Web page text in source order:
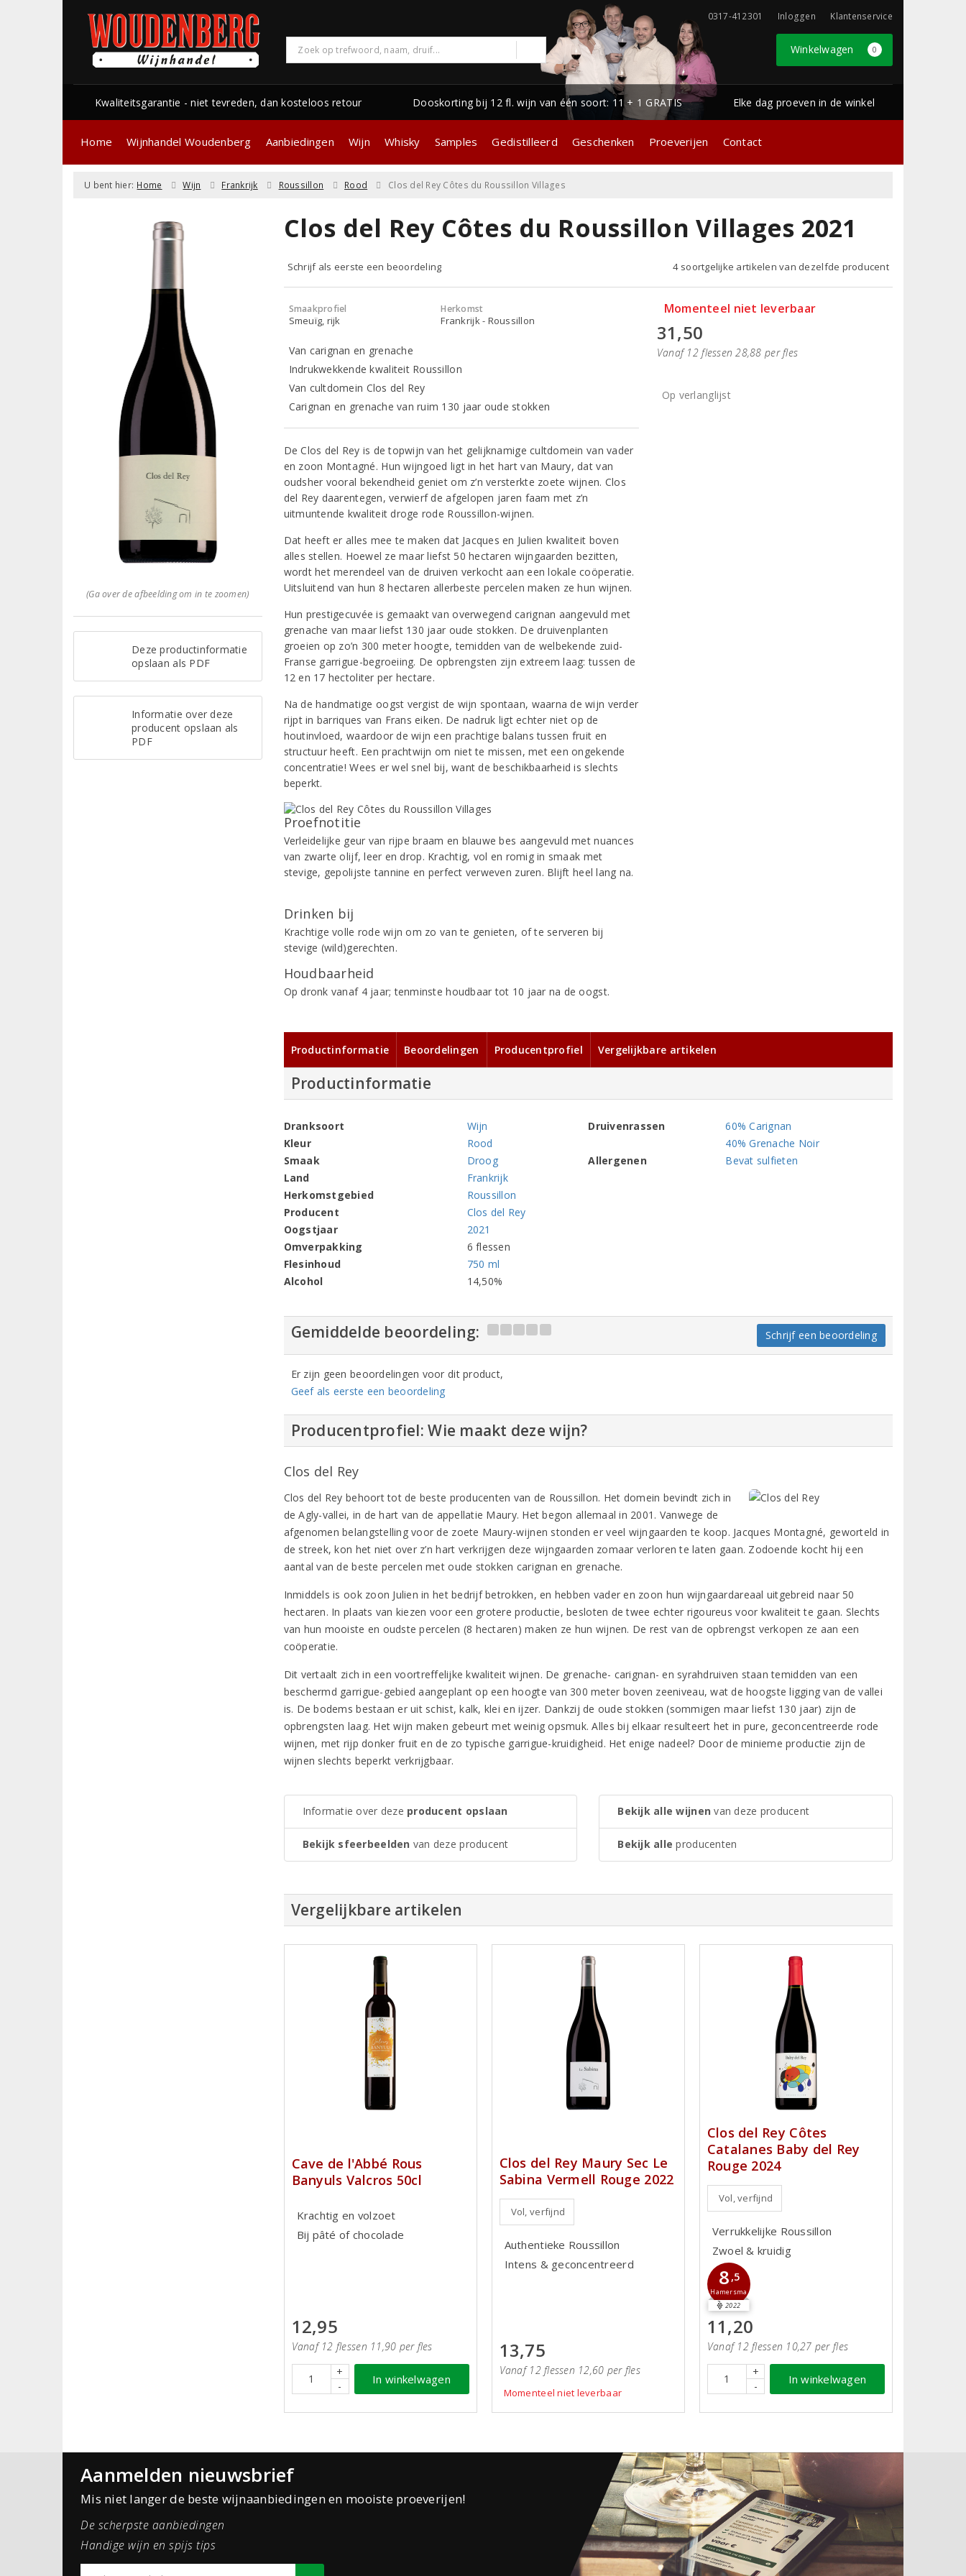
0317-412301 Inloggen Klantenservice
Winkelwagen 0
Kwaliteitsgarantie - niet tevreden, dan kosteloos retour Dooskorting bij 12 fl. wijn van één soort: 11 + 1 GRATIS Elke dag proeven in de winkel
Home Wijnhandel Woudenberg Aanbiedingen Wijn Whisky Samples Gedistilleerd Geschenken Proeverijen Contact
U bent hier: Home Wijn Frankrijk Roussillon Rood Clos del Rey Côtes du Roussillon Villages
(Ga over de afbeelding om in te zoomen)
Deze productinformatie
opslaan als PDF
Informatie over deze
producent opslaan als
PDF
Clos del Rey Côtes du Roussillon Villages 2021
Schrijf als eerste een beoordeling 4 soortgelijke artikelen van dezelfde producent
Smaakprofiel
Smeuïg, rijk
Herkomst
Frankrijk - Roussillon
Van carignan en grenache
Indrukwekkende kwaliteit Roussillon
Van cultdomein Clos del Rey
Carignan en grenache van ruim 130 jaar oude stokken
De Clos del Rey is de topwijn van het gelijknamige cultdomein van vader
en zoon Montagné. Hun wijngoed ligt in het hart van Maury, dat van
oudsher vooral bekendheid geniet om z’n versterkte zoete wijnen. Clos
del Rey daarentegen, verwierf de afgelopen jaren faam met z’n
uitmuntende kwaliteit droge rode Roussillon-wijnen.
Dat heeft er alles mee te maken dat Jacques en Julien kwaliteit boven
alles stellen. Hoewel ze maar liefst 50 hectaren wijngaarden bezitten,
wordt het merendeel van de druiven verkocht aan een lokale coöperatie.
Uitsluitend van hun 8 hectaren allerbeste percelen maken ze hun wijnen.
Hun prestigecuvée is gemaakt van overwegend carignan aangevuld met
grenache van maar liefst 130 jaar oude stokken. De druivenplanten
groeien op zo’n 300 meter hoogte, temidden van de welbekende zuid-
Franse garrigue-begroeiing. De opbrengsten zijn extreem laag: tussen de
12 en 17 hectoliter per hectare.
Na de handmatige oogst vergist de wijn spontaan, waarna de wijn verder
rijpt in barriques van Frans eiken. De nadruk ligt echter niet op de
houtinvloed, waardoor de wijn een prachtige balans tussen fruit en
structuur heeft. Een prachtwijn om niet te missen, met een ongekende
concentratie! Wees er wel snel bij, want de beschikbaarheid is slechts
beperkt.
Proefnotitie
Verleidelijke geur van rijpe braam en blauwe bes aangevuld met nuances
van zwarte olijf, leer en drop. Krachtig, vol en romig in smaak met
stevige, gepolijste tannine en perfect verweven zuren. Blijft heel lang na.
Drinken bij
Krachtige volle rode wijn om zo van te genieten, of te serveren bij
stevige (wild)gerechten.
Houdbaarheid
Op dronk vanaf 4 jaar; tenminste houdbaar tot 10 jaar na de oogst.
Momenteel niet leverbaar
31,50
Vanaf 12 flessen 28,88 per fles
Op verlanglijst
Productinformatie Beoordelingen Producentprofiel Vergelijkbare artikelen
Productinformatie
Dranksoort
Wijn
Kleur
Rood
Smaak
Droog
Land
Frankrijk
Herkomstgebied
Roussillon
Producent
Clos del Rey
Oogstjaar
2021
Omverpakking
6 flessen
Flesinhoud
750 ml
Alcohol
14,50%
Druivenrassen
60% Carignan
40% Grenache Noir
Allergenen
Bevat sulfieten
Gemiddelde beoordeling: Schrijf een beoordeling
Er zijn geen beoordelingen voor dit product,
Geef als eerste een beoordeling
Producentprofiel: Wie maakt deze wijn?
Clos del Rey
Clos del Rey behoort tot de beste producenten van de Roussillon. Het domein bevindt zich in
de Agly-vallei, in de hart van de appellatie Maury. Het begon allemaal in 2001. Vanwege de
afgenomen belangstelling voor de zoete Maury-wijnen stonden er veel wijngaarden te koop. Jacques Montagné, geworteld in
de streek, kon het niet over z’n hart verkrijgen deze wijngaarden zomaar verloren te laten gaan. Zodoende kocht hij een
aantal van de beste percelen met oude stokken carignan en grenache.
Inmiddels is ook zoon Julien in het bedrijf betrokken, en hebben vader en zoon hun wijngaardareaal uitgebreid naar 50
hectaren. In plaats van kiezen voor een grotere productie, besloten de twee echter rigoureus voor kwaliteit te gaan. Slechts
van hun mooiste en oudste percelen (8 hectaren) maken ze hun wijnen. De rest van de opbrengst verkopen ze aan een
coöperatie.
Dit vertaalt zich in een voortreffelijke kwaliteit wijnen. De grenache- carignan- en syrahdruiven staan temidden van een
beschermd garrigue-gebied aangeplant op een hoogte van 300 meter boven zeeniveau, wat de hoogste ligging van de vallei
is. De bodems bestaan er uit schist, kalk, klei en ijzer. Dankzij de oude stokken (sommigen maar liefst 130 jaar) zijn de
opbrengsten laag. Het wijn maken gebeurt met weinig opsmuk. Alles bij elkaar resulteert het in pure, geconcentreerde rode
wijnen, met rijp donker fruit en de zo typische garrigue-kruidigheid. Het enige nadeel? Door de minieme productie zijn de
wijnen slechts beperkt verkrijgbaar.
Informatie over deze producent opslaan
Bekijk sfeerbeelden van deze producent
Bekijk alle wijnen van deze producent
Bekijk alle producenten
Vergelijkbare artikelen
Cave de l'Abbé Rous
Banyuls Valcros 50cl
Krachtig en volzoet
Bij pâté of chocolade
12,95
Vanaf 12 flessen 11,90 per fles
+
-
In winkelwagen
Clos del Rey Maury Sec Le
Sabina Vermell Rouge 2022
Vol, verfijnd
Authentieke Roussillon
Intens & geconcentreerd
13,75
Vanaf 12 flessen 12,60 per fles
Momenteel niet leverbaar
Clos del Rey Côtes
Catalanes Baby del Rey
Rouge 2024
Vol, verfijnd
Verrukkelijke Roussillon
Zwoel & kruidig
8 ,5
Hamersma
2022
11,20
Vanaf 12 flessen 10,27 per fles
+
-
In winkelwagen
Aanmelden nieuwsbrief
Mis niet langer de beste wijnaanbiedingen en mooiste proeverijen!
De scherpste aanbiedingen
Handige wijn en spijs tips